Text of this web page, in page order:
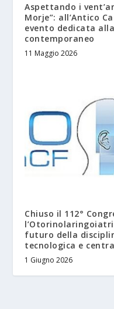
Aspettando i
Morje”: all’Antico
evento dedicata
contemporaneo
11 Maggio 2026
Chiuso il 112°
futuro della
tecnologica e
1 Giugno 2026